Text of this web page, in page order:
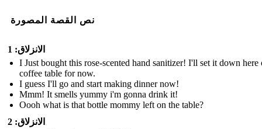
نص القصة المصورة
الانزلاق: 1
I Just bought this rose-scented hand sanitizer! I'll set it down here
coffee table for now.
I guess I'll go and start making dinner now!
Mmm! It smells yummy i'm gonna drink it!
Oooh what is that bottle mommy left on the table?
الانزلاق: 2